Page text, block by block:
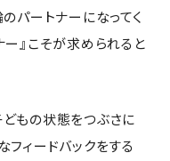
パートナーになってく
ー』こそが求められると
もの状態をつぶさに
フィードバックをする